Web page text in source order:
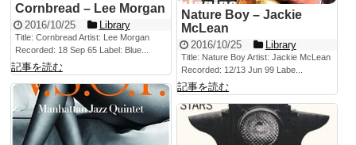
Cornbread – Lee Morgan
2016/10/25 Library
Title: Cornbread Artist: Lee Morgan
Recorded: 18 Sep 65 Label: Blue...
記事を読む
Nature Boy – Jackie
McLean
2016/10/25 Library
Title: Nature Boy Artist: Jackie McLean
Recorded: 12/13 Jun 99 Labe...
記事を読む